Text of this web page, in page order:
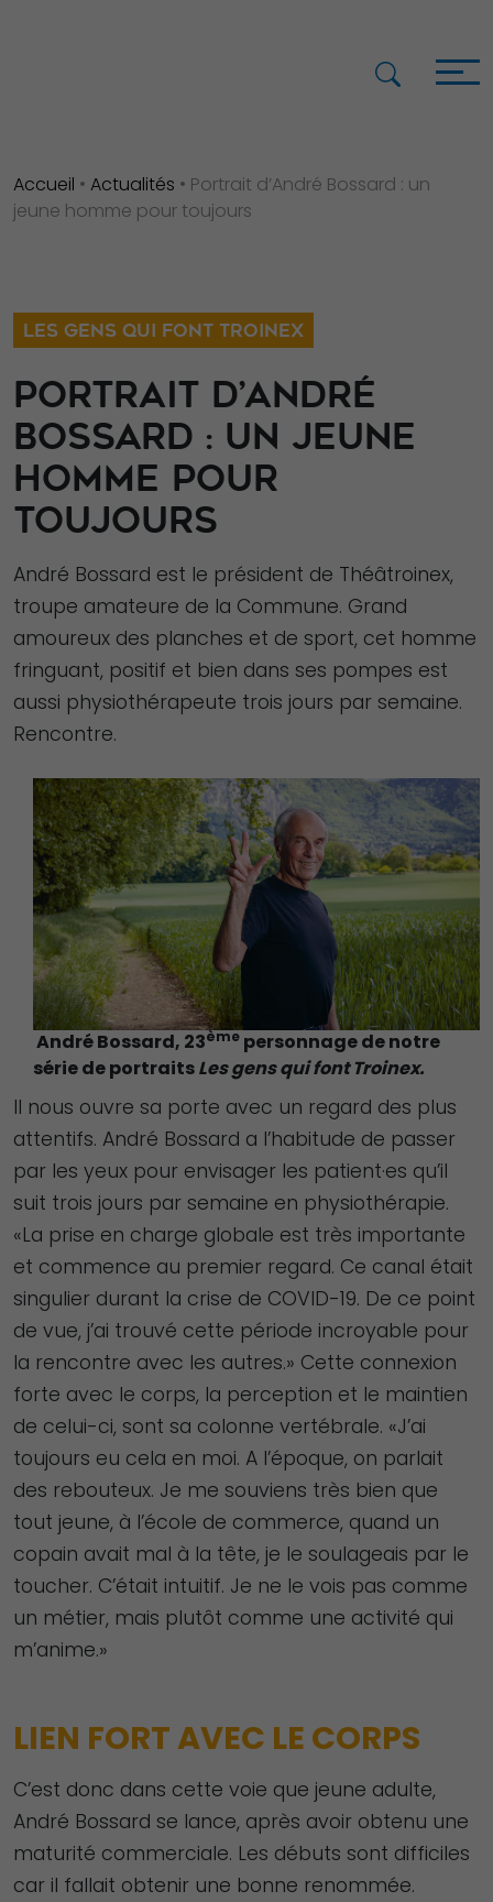
Accueil • Actualités • Portrait d’André Bossard : un
jeune homme pour toujours
LES GENS QUI FONT TROINEX
PORTRAIT D’ANDRÉ
BOSSARD : UN JEUNE
HOMME POUR
TOUJOURS
André Bossard est le président de Théâtroinex,
troupe amateure de la Commune. Grand
amoureux des planches et de sport, cet homme
fringuant, positif et bien dans ses pompes est
aussi physiothérapeute trois jours par semaine.
Rencontre.
André Bossard, 23ème personnage de notre
série de portraitsLes gens qui font Troinex.
Il nous ouvre sa porte avec un regard des plus
attentifs. André Bossard a l’habitude de passer
par les yeux pour envisager les patient·es qu’il
suit trois jours par semaine en physiothérapie.
«La prise en charge globale est très importante
et commence au premier regard. Ce canal était
singulier durant la crise de COVID-19. De ce point
de vue, j’ai trouvé cette période incroyable pour
la rencontre avec les autres.» Cette connexion
forte avec le corps, la perception et le maintien
de celui-ci, sont sa colonne vertébrale. «J’ai
toujours eu cela en moi. A l’époque, on parlait
des rebouteux. Je me souviens très bien que
tout jeune, à l’école de commerce, quand un
copain avait mal à la tête, je le soulageais par le
toucher. C’était intuitif. Je ne le vois pas comme
un métier, mais plutôt comme une activité qui
m’anime.»
LIEN FORT AVEC LE CORPS
C’est donc dans cette voie que jeune adulte,
André Bossard se lance, après avoir obtenu une
maturité commerciale. Les débuts sont difficiles
car il fallait obtenir une bonne renommée.